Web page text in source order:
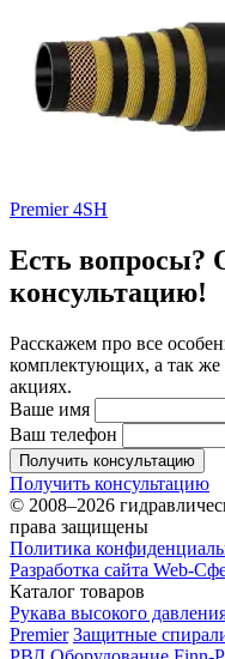
Premier 4SH
Есть вопросы?
консультацию!
Расскажем про все
комплектующих, а так
акциях.
Ваше имя
Ваш телефон
Получить консультацию
Получить консультацию
© 2008–2026
права защищены
Политика
Разработка сайта Web-
Каталог товаров
Рукава высокого
Premier Защитные